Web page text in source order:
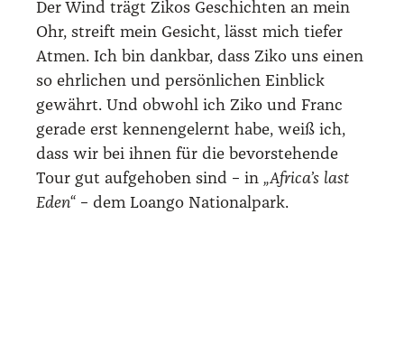
Der Wind trägt Zikos Geschich­ten an mein
Ohr, streift mein Gesicht, lässt mich tie­fer
Atmen. Ich bin dank­bar, dass Ziko uns einen
so ehr­li­chen und per­sön­li­chen Ein­blick
gewährt. Und obwohl ich Ziko und Franc
gera­de erst ken­nen­ge­lernt habe, weiß ich,
dass wir bei ihnen für die bevor­ste­hen­de
Tour gut auf­ge­ho­ben sind – in „Africa’s last
Eden“ – dem Loan­go Natio­nal­park.